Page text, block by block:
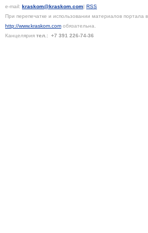
e-mail: kraskom@kraskom.com| RSS
При перепечатке и использовании материалов
http://www.kraskom.com обязательна.
Канцелярия тел.: +7 391 226-74-36